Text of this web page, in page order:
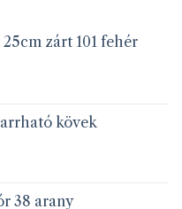
zárt 101 fehér
kövek
38 arany